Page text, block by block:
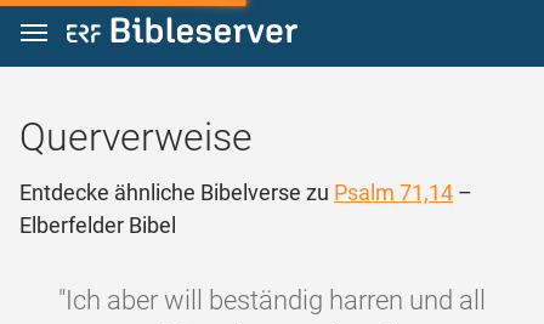
Zum Inhalt springen
Querverweise
Entdecke ähnliche Bibelverse zu Psalm 71,14 –
Elberfelder Bibel
"Ich aber will beständig harren und all